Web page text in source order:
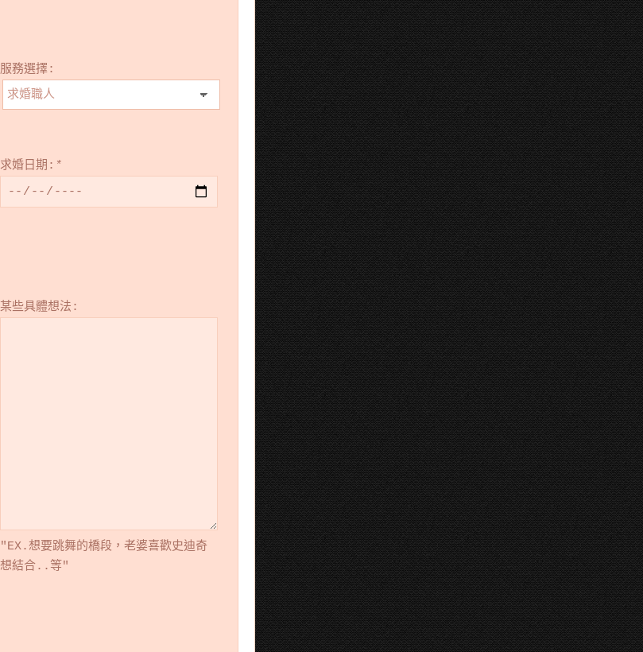
服務選擇:
求婚日期: *
某些具體想法:
"EX.想要跳舞的橋段，老婆喜歡史迪奇
想結合..等"